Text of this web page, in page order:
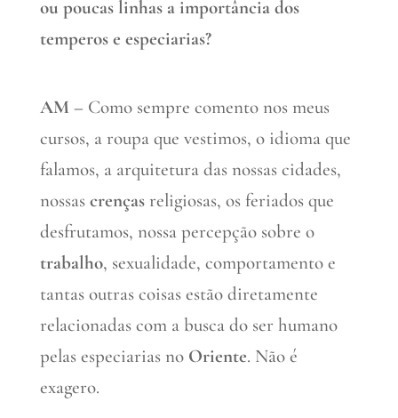
ou poucas linhas a importância dos
temperos e especiarias?
AM – Como sempre comento nos meus
cursos, a roupa que vestimos, o idioma que
falamos, a arquitetura das nossas cidades,
nossas crençasreligiosas, os feriados que
desfrutamos, nossa percepção sobre o
trabalho, sexualidade, comportamento e
tantas outras coisas estão diretamente
relacionadas com a busca do ser humano
pelas especiarias no Oriente. Não é
exagero.